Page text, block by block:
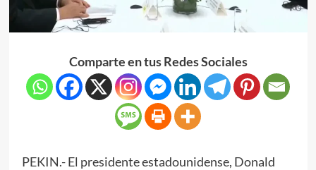
Comparte en tus Redes Sociales
PEKIN.- El presidente estadounidense, Donald